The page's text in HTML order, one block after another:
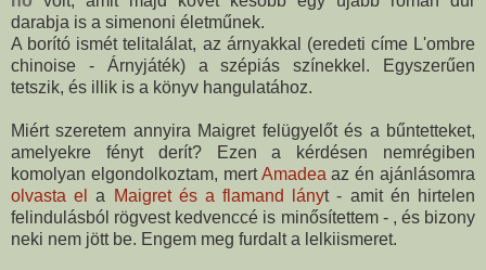
darabja is a simenoni életműnek.
A borító ismét telitalálat, az árnyakkal (eredeti címe L'ombre
chinoise - Árnyjáték) a szépiás színekkel. Egyszerűen
tetszik, és illik is a könyv hangulatához.
Miért szeretem annyira Maigret felügyelőt és a bűntetteket,
amelyekre fényt derít? Ezen a kérdésen nemrégiben
komolyan elgondolkoztam, mertAmadea az én ajánlásomra
olvasta el
a Maigret és a flamand lányt - amit én hirtelen
felindulásból rögvest kedvenccé is minősítettem - , és bizony
neki nem jött be. Engem meg furdalt a lelkiismeret.